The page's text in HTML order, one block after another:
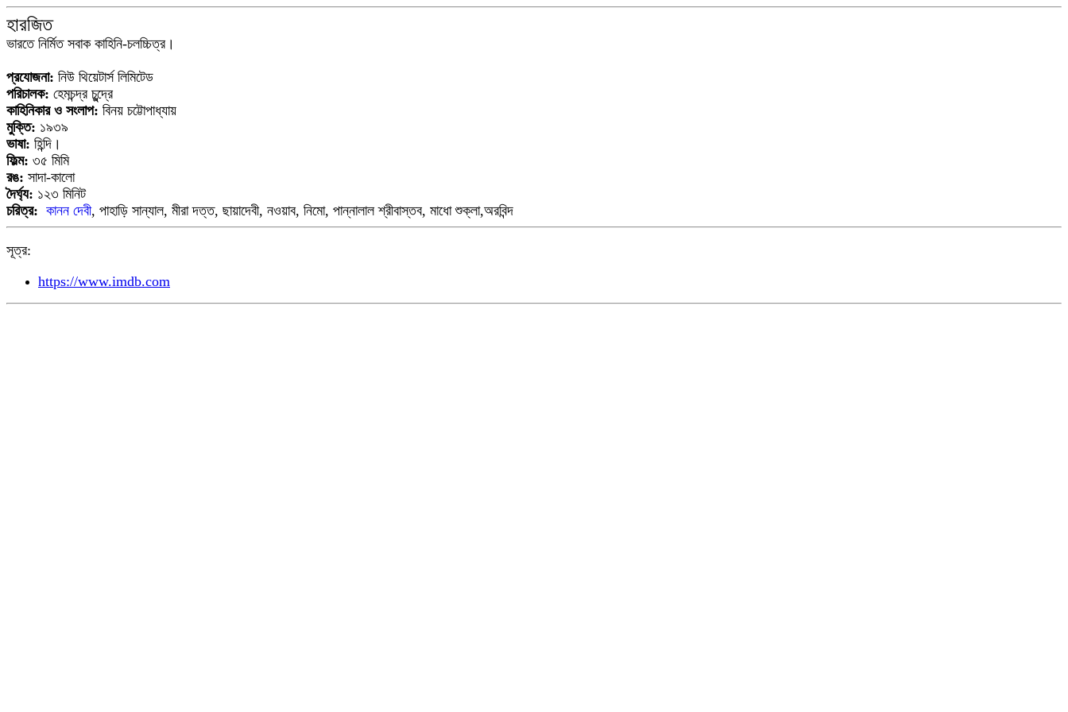
হারজিত
ভারতে নির্মিত সবাক কাহিনি-চলচ্চিত্র।
প্রযোজনা: নিউ থিয়েটার্স লিমিটেড
পরিচালক: হেমচন্দ্র চুন্দ্রে
কাহিনিকারও সংলাপ: বিনয় চট্টোপাধ্যায়
মুক্তি: ১৯৩৯
ভাষা: হিন্দি ।
ফিল্ম: ৩৫ মিমি
রঙ: সাদা-কালো
দৈর্ঘ্য: ১২৩ মিনিট
চরিত্র: কানন দেবী, পাহাড়ি সান্যাল, মীরা দত্ত, ছায়াদেবী, নওয়াব, নিমো, পান্নালাল শ্রীবাস্তব, মাধো শুক্লা,অরবিন্দ
সূত্র:
https://www.imdb.com